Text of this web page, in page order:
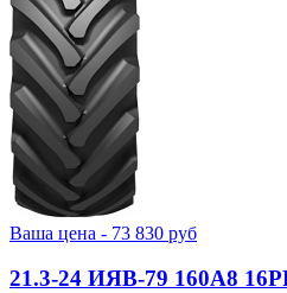
Ваша цена - 73 830 руб
21.3-24 ИЯВ-79 160A8